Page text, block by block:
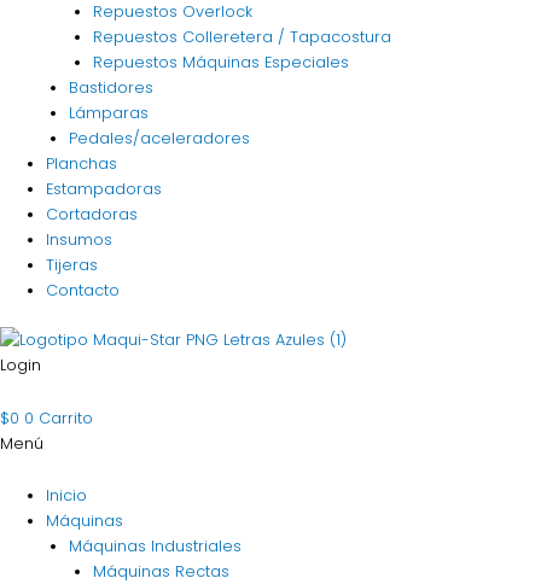
Repuestos Overlock
Repuestos Colleretera / Tapacostura
Repuestos Máquinas Especiales
Bastidores
Lámparas
Pedales/aceleradores
Planchas
Estampadoras
Cortadoras
Insumos
Tijeras
Contacto
Login
$0 0 Carrito
Menú
Inicio
Máquinas
Máquinas Industriales
Máquinas Rectas